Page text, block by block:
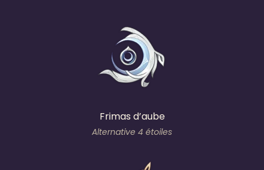
Frimas d’aube
Alternative 4 étoiles